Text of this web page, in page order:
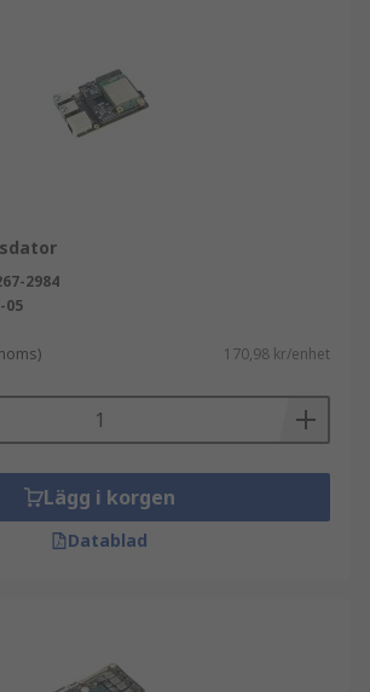
använda dessa tack vare
prestanda jämfört med
processorer och deras låga
2984
05
170,98 kr/enhet
Lägg i korgen
Datablad